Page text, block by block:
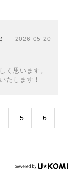
2026-05-20
く思います。
たします！
​5 ​6